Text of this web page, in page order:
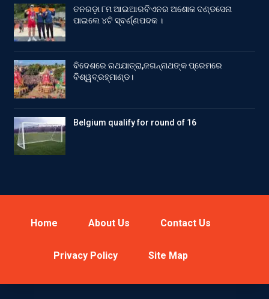
ତନରଡ଼ା ୮ମ ଆଇଆରବିଏନର ଅଶୋକ ଦଣ୍ଡସେନା
ପାଇଲେ ୪ଟି ସ୍ବର୍ଣ୍ଣପଦକ ।
ବିଦେଶରେ ରଥଯାତ୍ରା,ଜଗନ୍ନାଥଙ୍କ ପ୍ରେମରେ
ବିଶ୍ୱବ୍ରହ୍ମାଣ୍ଡ।
Belgium qualify for round of 16
Home About Us Contact Us
Privacy Policy Site Map